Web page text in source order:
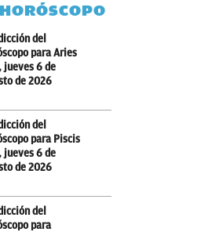
del
para Aries
jueves 6 de
de 2026
del
para Piscis
jueves 6 de
de 2026
del
para